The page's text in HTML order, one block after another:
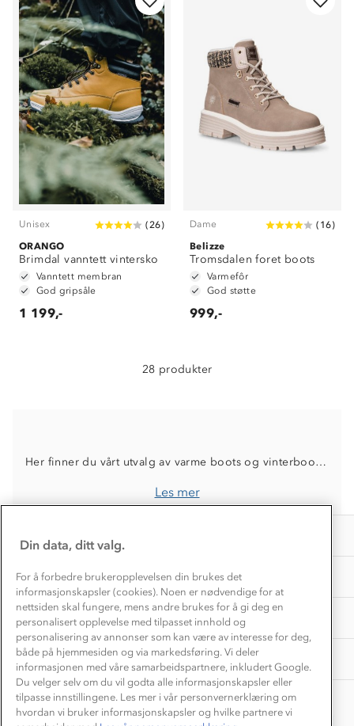
Unisex (26)
ORANGO
Brimdal vanntett vintersko
Vanntett membran
God gripsåle
1 199,-
Dame ( 16)
Belizze
Tromsdalen foret boots
Varmefôr
God støtte
999,-
28 produkter
Her finner du vårt utvalg av varme boots og vinterboots til dame. Perfekt for nordiske forhold og vær, men samtidig like komfortable som en joggesko. Dette er sko som passer like godt til hverdag som til små og store turer
Les mer
Våre butikker
Bedrift, barnehage og SFO
OM OSS
Om Stormberg
Verdigrunnlag
Klima og miljø
Materialer
TIPS OG RÅD
Trelagsprinsippet barn
Dette trenger du til barnehagen
EL-retur
Store størrelser
Turmat oppskrifter
Beredskap
AKTIVITETER
Norgesferie 🇳🇴
Få turinspirasjon og tips her⛰
Storms turtips🐿️
Leirskole 🥾
Barnehageansatt
Tips til hyttetur
Din data, ditt valg.
For å forbedre brukeropplevelsen din brukes det
informasjonskapsler (cookies). Noen er nødvendige for at
nettsiden skal fungere, mens andre brukes for å gi deg en
personalisert opplevelse med tilpasset innhold og
personalisering av annonser som kan være av interesse for deg,
både på hjemmesiden og via markedsføring. Vi deler
informasjonen med våre samarbeidspartnere, inkludert Google.
Du velger selv om du vil godta alle informasjonskapsler eller
tilpasse innstillingene. Les mer i vår personvernerklæring om
hvordan vi bruker informasjonskapsler og hvilke partnere vi